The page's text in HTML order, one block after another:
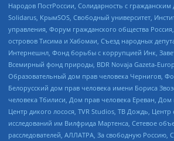
Народов ПостРоссии, Солидарность с
Solidarus, КрымSOS, Свободный университет,
управления, Форум гражданского общества
островов Тисима и Хабомаи, Съезд народных
Интернешнл, Фонд борьбы с коррупцией Инк,
Всемирный фонд природы, BDR Novaja Gazeta-
Образовательный дом прав человека Чернигов,
Белорусский дом прав человека имени Бориса
человека Тбилиси, Дом прав человека Ереван, Дом
Центр дикого лосося, TVR Studios, ТВ Дождь, Центр
исследований им Вилфрида Мартенса, Сетевое
расследователей, АЛЛАТРА, За свободную Россию,